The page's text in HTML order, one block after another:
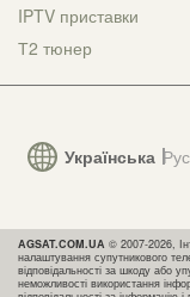
Українська
IPTV приставки
Т2 тюнер
AGSAT.COM.UA © 2007-2026,
налаштування супутникового
відповідальності за шкоду або
неможливості використання